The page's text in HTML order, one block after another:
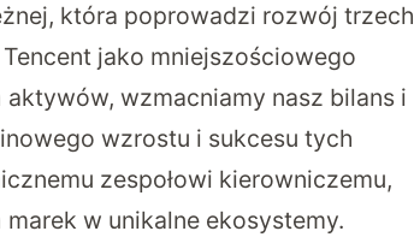
która poprowadzi rozwój trzech
jako mniejszościowego
wzmacniamy nasz bilans i
wzrostu i sukcesu tych
zespołowi kierowniczemu,
w unikalne ekosystemy.